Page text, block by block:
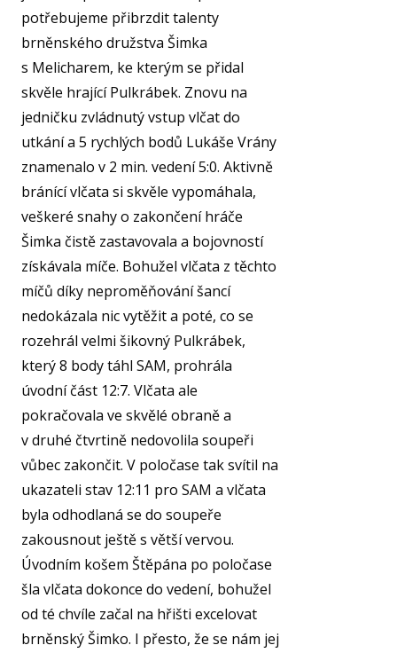
potřebujeme přibrzdit talenty
brněnského družstva Šimka
s Melicharem, ke kterým se přidal
skvěle hrající Pulkrábek. Znovu na
jedničku zvládnutý vstup vlčat do
utkání a 5 rychlých bodů Lukáše Vrány
znamenalo v 2 min. vedení 5:0. Aktivně
bránící vlčata si skvěle vypomáhala,
veškeré snahy o zakončení hráče
Šimka čistě zastavovala a bojovností
získávala míče. Bohužel vlčata z těchto
míčů díky neproměňování šancí
nedokázala nic vytěžit a poté, co se
rozehrál velmi šikovný Pulkrábek,
který 8 body táhl SAM, prohrála
úvodní část 12:7. Vlčata ale
pokračovala ve skvělé obraně a
v druhé čtvrtině nedovolila soupeři
vůbec zakončit. V poločase tak svítil na
ukazateli stav 12:11 pro SAM a vlčata
byla odhodlaná se do soupeře
zakousnout ještě s větší vervou.
Úvodním košem Štěpána po poločase
šla vlčata dokonce do vedení, bohužel
od té chvíle začal na hřišti excelovat
brněnský Šimko. I přesto, že se nám jej